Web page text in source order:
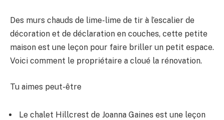
Des murs chauds de lime-lime de tir à l’escalier de
décoration et de déclaration en couches, cette petite
maison est une leçon pour faire briller un petit espace.
Voici comment le propriétaire a cloué la rénovation.
Tu aimes peut-être
Le chalet Hillcrest de Joanna Gaines est une leçon